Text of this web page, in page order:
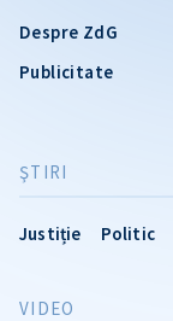
Despre ZdG
Publicitate
ŞTIRI
Justiție Politic
VIDEO